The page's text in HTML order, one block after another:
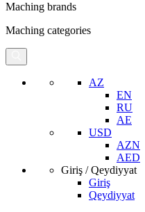
Maching brands
Maching categories
AZ
EN
RU
AE
USD
AZN
AED
Giriş / Qeydiyyat
Giriş
Qeydiyyat